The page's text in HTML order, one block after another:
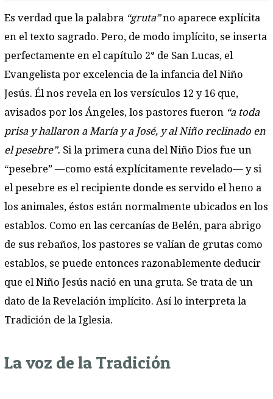
Es verdad que la palabra “gruta”no aparece explícita
en el texto sagrado. Pero, de modo implícito, se inserta
perfectamente en el capítulo 2° de San Lucas, el
Evangelista por excelencia de la infancia del Niño
Jesús. Él nos revela en los versículos 12 y 16 que,
avisados por los Ángeles, los pastores fueron “a toda
prisa y hallaron a María y a José, y al Niño reclinado en
el pesebre”. Si la primera cuna del Niño Dios fue un
“pesebre” —como está explícitamente revelado— y si
el pesebre es el recipiente donde es servido el heno a
los animales, éstos están normalmente ubicados en los
establos. Como en las cercanías de Belén, para abrigo
de sus rebaños, los pastores se valían de grutas como
establos, se puede entonces razonablemente deducir
que el Niño Jesús nació en una gruta. Se trata de un
dato de la Revelación implícito. Así lo interpreta la
Tradición de la Iglesia.
La voz de la Tradición